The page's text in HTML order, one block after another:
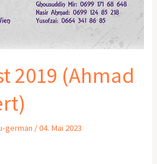
2019 (Ahmad
german /04. Mai 2023